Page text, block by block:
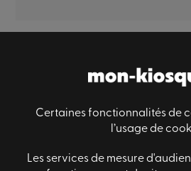
Certaines fonctionnalités de
l’usage de
Les services de mesure